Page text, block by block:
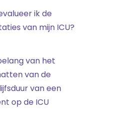
ik de
van mijn ICU?
van het
van de
van een
op de ICU